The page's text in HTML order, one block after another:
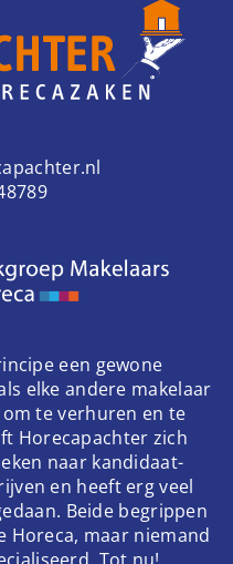
een gewone
elke andere makelaar
te verhuren en te
Horecapachter zich
naar kandidaat-
en heeft erg veel
Beide begrippen
Horeca, maar niemand
Tot nu!